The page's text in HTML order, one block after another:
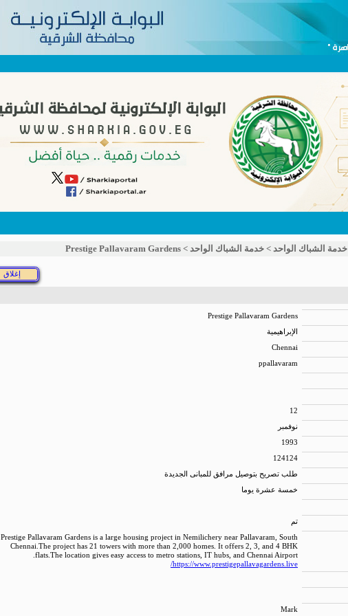
خدمة الشباك الواحد > خدمة الشباك الواحد >
Prestige Pallavaram Gardens
Prestige Pallavaram Gardens
الإبراهيمية
Chennai
ppallavaram
12
نوفمبر
1993
124124
طلب تصريح بتوصيل مرافق للمبانى الجديدة
خمسة عشرة يوما
تم
Prestige Pallavaram Gardens is a large housing project in Nemilichery near Pallavaram, South
Chennai.The project has 21 towers with more than 2,000 homes. It offers 2, 3, and 4 BHK
flats.The location gives easy access to metro stations, IT hubs, and Chennai Airport.
https://www.prestigepallavagardens.live/
Mark